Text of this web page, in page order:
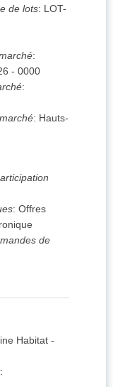
de lots: LOT-
:
- 0000
:
: Hauts-
: Offres
de
Habitat -
: